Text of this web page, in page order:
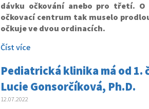
dávku očkování anebo pro třetí.
očkovací centrum tak muselo
očkuje ve dvou ordinacích.
Číst více
Pediatrická klinika má od 1.
Lucie Gonsorčíková, Ph.D.
12.07.2022